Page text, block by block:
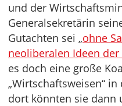
und der
Generalsekretärin
Gutachten sei „ohne
neoliberalen Ideen
es doch eine große
„Wirtschaftsweisen“
dort könnten sie dann